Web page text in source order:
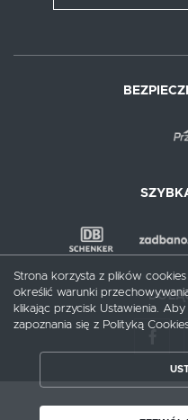
Copyright by
Strona korzysta z plików
określić warunki
klikając przycisk Ustawienia.
zapoznania się z Polityką